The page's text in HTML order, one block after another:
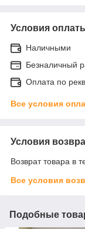
Условия
Наличными
Безналичный
Оплата по
Все условия
Условия
Возврат товара в
Все условия
Подобные